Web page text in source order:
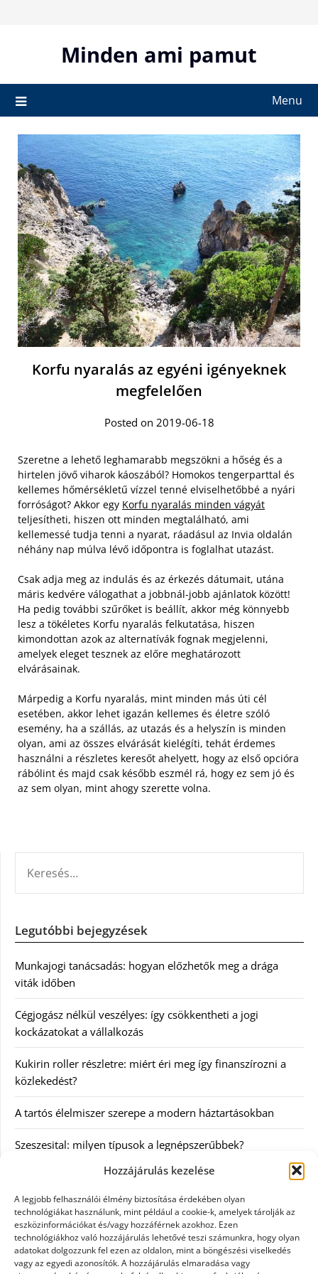
Hozzájárulás kezelése
A legjobb felhasználói élmény biztosítása érdekében olyan
technológiákat használunk, mint például a cookie-k, amelyek tárolják az
eszközinformációkat és/vagy hozzáférnek azokhoz. Ezen
technológiákhoz való hozzájárulás lehetővé teszi számunkra, hogy olyan
adatokat dolgozzunk fel ezen az oldalon, mint a böngészési viselkedés
vagy az egyedi azonosítók. A hozzájárulás elmaradása vagy
Minden ami pamut
Menu
Korfu nyaralás az egyéni igényeknek
megfelelően
Posted on 2019-06-18
Szeretne a lehető leghamarabb megszökni a hőség és a
hirtelen jövő viharok káoszából? Homokos tengerparttal és
kellemes hőmérsékletű vízzel tenné elviselhetőbbé a nyári
forróságot? Akkor egy Korfu nyaralás minden vágyát
teljesítheti, hiszen ott minden megtalálható, ami
kellemessé tudja tenni a nyarat, ráadásul az Invia oldalán
néhány nap múlva lévő időpontra is foglalhat utazást.
Csak adja meg az indulás és az érkezés dátumait, utána
máris kedvére válogathat a jobbnál-jobb ajánlatok között!
Ha pedig további szűrőket is beállít, akkor még könnyebb
lesz a tökéletes Korfu nyaralás felkutatása, hiszen
kimondottan azok az alternatívák fognak megjelenni,
amelyek eleget tesznek az előre meghatározott
elvárásainak.
Márpedig a Korfu nyaralás, mint minden más úti cél
esetében, akkor lehet igazán kellemes és életre szóló
esemény, ha a szállás, az utazás és a helyszín is minden
olyan, ami az összes elvárását kielégíti, tehát érdemes
használni a részletes keresőt ahelyett, hogy az első opcióra
rábólint és majd csak később eszmél rá, hogy ez sem jó és
az sem olyan, mint ahogy szerette volna.
Legutóbbi bejegyzések
Munkajogi tanácsadás: hogyan előzhetők meg a drága
viták időben
Cégjogász nélkül veszélyes: így csökkentheti a jogi
kockázatokat a vállalkozás
Kukirin roller részletre: miért éri meg így finanszírozni a
közlekedést?
A tartós élelmiszer szerepe a modern háztartásokban
Szeszesital: milyen típusok a legnépszerűbbek?
Egyéb
Irodalom